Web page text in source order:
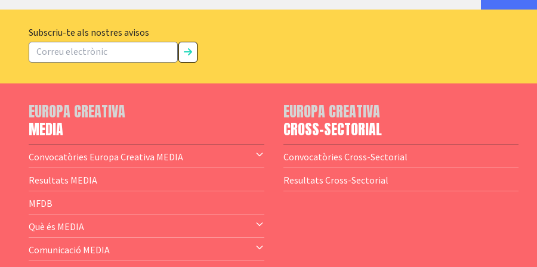
Subscriu-te als nostres avisos
EUROPA CREATIVA
MEDIA
Convocatòries Europa Creativa MEDIA
— Content Cluster
— Business Cluster
— Audience Cluster
— Altres
Resultats MEDIA
MFDB
Què és MEDIA
— El subprograma MEDIA
Comunicació MEDIA
EUROPA CREATIVA
CROSS-SECTORIAL
Convocatòries Cross-Sectorial
Resultats Cross-Sectorial